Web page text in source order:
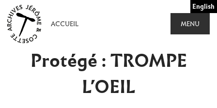
Aller
au
contenu
English
ACCUEIL
MENU
Protégé : TROMPE
L’OEIL